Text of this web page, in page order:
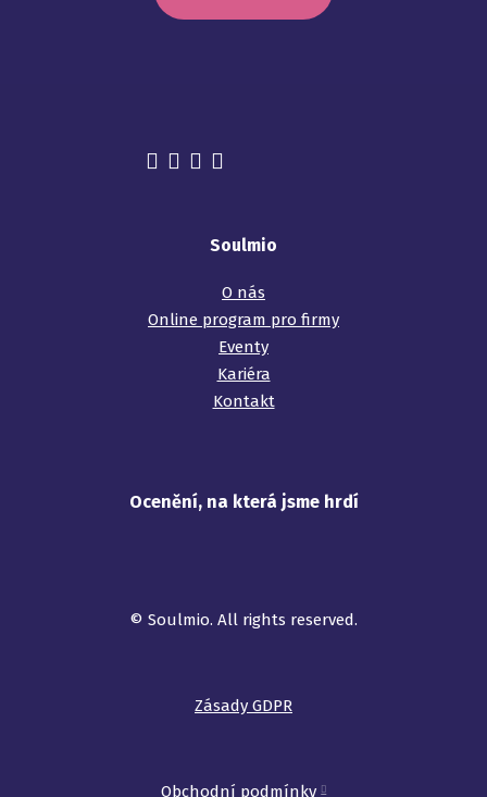
Soulmio
O nás
Online program pro firmy
Eventy
Kariéra
Kontakt
Ocenění, na která jsme hrdí
©️ Soulmio. All rights reserved.
Zásady GDPR
Obchodní podmínky